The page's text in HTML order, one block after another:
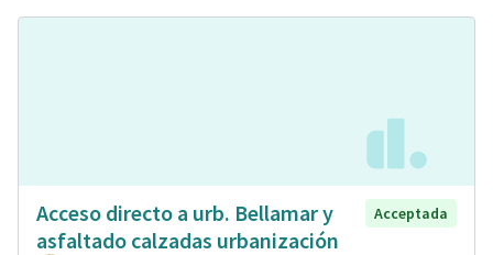
Acceso directo a urb. Bellamar y
asfaltado calzadas urbanización
Acceptada